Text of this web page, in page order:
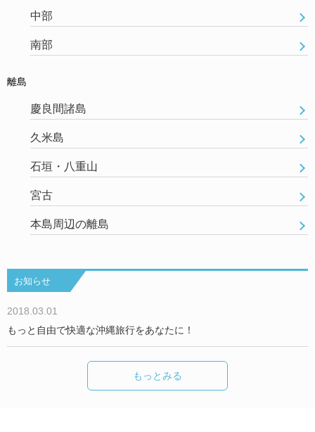
中部
南部
離島
慶良間諸島
久米島
石垣・八重山
宮古
本島周辺の離島
お知らせ
2018.03.01
もっと自由で快適な沖縄旅行をあなたに！
もっとみる